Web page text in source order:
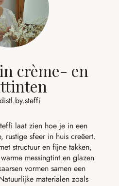
crème- en
laat zien hoe je in een
rustige sfeer in huis creëert.
structuur en fijne takken,
messingtint en glazen
vormen samen een
materialen zoals